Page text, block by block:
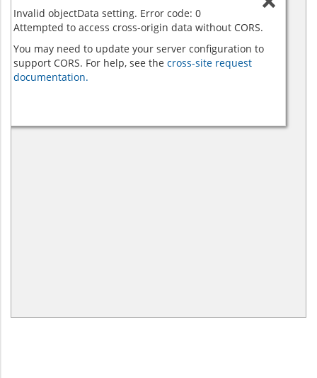
Invalid objectData setting. Error code: 0
Attempted to access cross-origin data without CORS.
You may need to update your server configuration to
support CORS. For help, see the cross-site request
documentation.